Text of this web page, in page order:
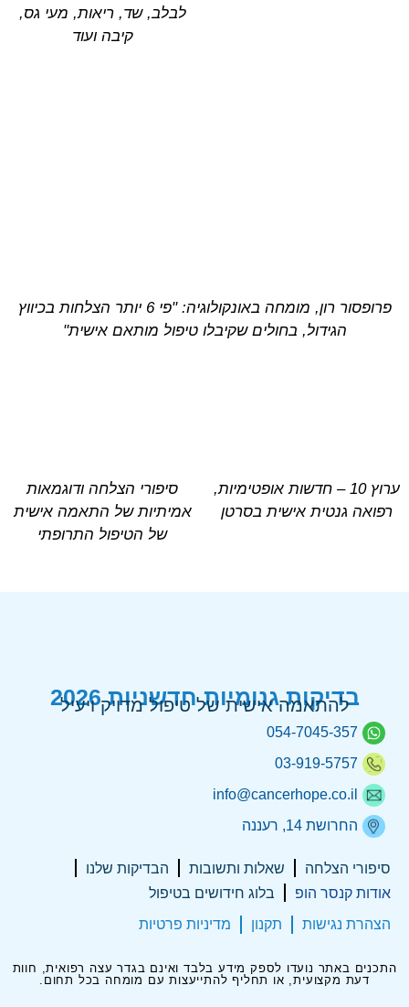
לבלב, שד, ריאות, מעי גס,
קיבה ועוד
פרופסור רון, מומחה באונקולוגיה: "פי 6 יותר הצלחות בכיווץ
הגידול, בחולים שקיבלו טיפול מותאם אישית"
ערוץ 10 – חדשות אופטימיות,
רפואה גנטית אישית בסרטן
סיפורי הצלחה ודוגמאות
אמיתיות של התאמה אישית
של הטיפול התרופתי
סיפורי הצלחה שאלות ותשובות
הבדיקות שלנו
אודות קנסר הופ
בלוג חידושים בטיפול
הצהרת נגישות
תקנון מדיניות פרטיות
054-7045-357
03-919-5757
info@cancerhope.co.il
החרושת 14, רעננה
בדיקות גנומיות חדשניות 2026
להתאמה אישית של טיפול מדויק ויעיל
התכנים באתר נועדו לספק מידע בלבד ואינם בגדר עצה רפואית, חוות
דעת מקצועית, או תחליף להתייעצות עם מומחה בכל תחום.